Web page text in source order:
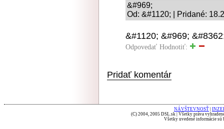
&#969;
Od: &#1120; | Pridané:
&#1120; &#969;
Odpovedať Hodnotiť:
Pridať komentár
NÁVŠTEVNOSŤ
(C) 2004, 2005 DSL.sk | Všetky práva
Všetky uvedené informácie sú